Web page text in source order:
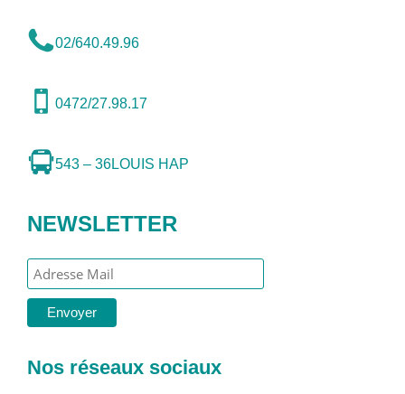
02/640.49.96
0472/27.98.17
543 – 36LOUIS HAP
NEWSLETTER
Nos réseaux sociaux